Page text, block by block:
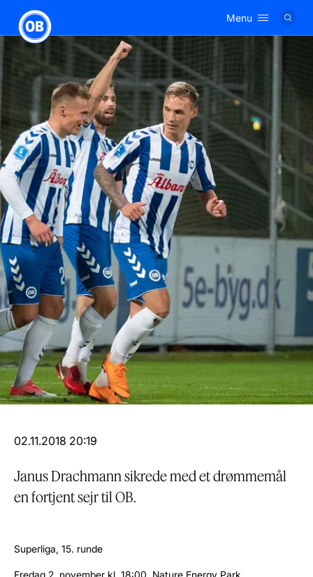
Logo
Menu
02.11.2018 20:19
Janus Drachmann sikrede med et drømmemål
en fortjent sejr til OB.
Superliga, 15. runde
Fredag 2. november kl. 18:00, Nature Energy Park